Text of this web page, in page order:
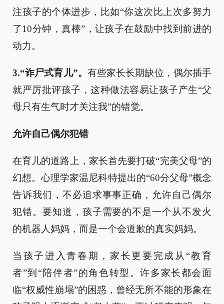
注孩子的个体进步，比如“你这次比上次多努力
了10分钟，真棒”，让孩子在鼓励中找到前进的
动力。
3.“诈尸式育儿”。 有些家长长期缺位，偶尔插手
就严厉批评孩子，这种做法容易让孩子产生“父
母只有生气时才关注我”的错觉。
允许自己偶尔犯错
在育儿的道路上，家长首先要打破“完美父母”的
幻想。心理学家温尼科特提出的“60分父母”概念
告诉我们，不必追求事事正确，允许自己偶尔
犯错。要知道，孩子需要的不是一个从不发火
的机器人妈妈，而是一个会道歉的真实妈妈。
当孩子进入青春期，家长更要完成从“教育
者”到“陪伴者”的角色转型。许多家长都会面
临“权威性崩塌”的困惑，曾经无所不能的形象在